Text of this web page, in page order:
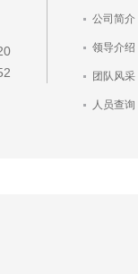
公司简介
领导介绍
团队风采
人员查询